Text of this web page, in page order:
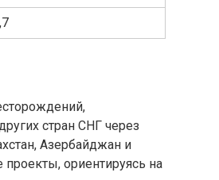
стран СНГ через
Азербайджан и
ориентируясь на